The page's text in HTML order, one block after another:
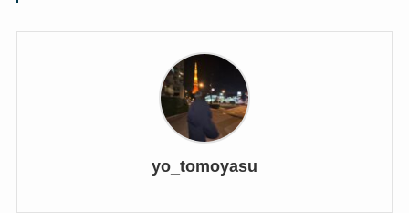
yo_tomoyasu